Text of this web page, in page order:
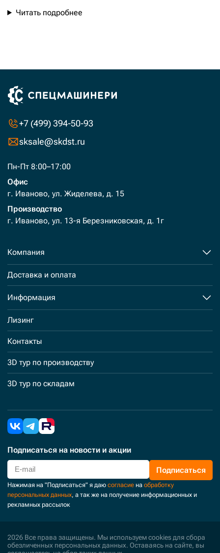
Читать подробнее
+7 (499) 394-50-93
sksale@skdst.ru
Пн-Пт 8:00–17:00
Офис
г. Иваново, ул. Жиделева, д. 15
Производство
г. Иваново, ул. 13-я Березниковская, д. 1г
Компания
Доставка и оплата
Информация
Лизинг
Контакты
3D тур по производству
3D тур по складам
Подписаться на новости и акции
Подписаться
Нажимая на "Подписаться" я даю согласие на обработку
персональных данных, а так же на получение информационных и
рекламных рассылок
2026 Все права защищены. Мы используем cookies для сбора
обезличенных персональных данных. Оставаясь на сайте, вы